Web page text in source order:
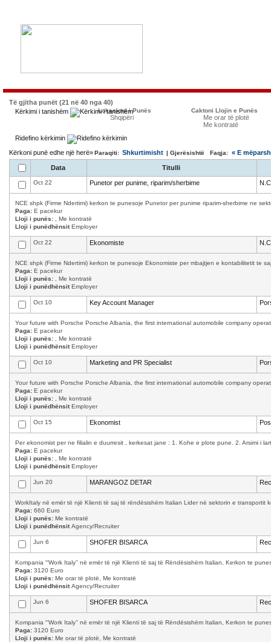
Të gjitha punët (21 në 40 nga 40)
Kërkimi i tanishëm
Lokacioni i Punës
Shqipëri
Caktoni Llojin e Punës
Me orar të plotë
Me kontratë
Ridefino kërkimin
Kërkoni punë edhe një herë»Paraqiti: Shkurtimisht | Gjerësishtë Faqja: « E
Data Titulli
Oct 22 Punetor per punime, riparim/sherbime
NCE shpk (Firme Ndertimi) kerkon te punesoje Punetor per punime riparim-sherbime ne
Paga: E pacekur
Lloji i punës: , Me kontratë
Lloji i punëdhënsitEmployer
Oct 22 Ekonomiste
NCE shpk (Firme Ndertimi) kerkon te punesoje Ekonomiste per mbajtjen e kontabilitetit te
Paga: E pacekur
Lloji i punës: , Me kontratë
Lloji i punëdhënsitEmployer
Oct 10 Key Account Manager
Your future with Porsche Porsche Albania, the first international automobile company
Paga: E pacekur
Lloji i punës: , Me kontratë
Lloji i punëdhënsitEmployer
Oct 10 Marketing and PR Specialist
Your future with Porsche Porsche Albania, the first international automobile company
Paga: E pacekur
Lloji i punës: , Me kontratë
Lloji i punëdhënsitEmployer
Oct 15 Ekonomist
Per ekonomist per ne filialin e duurresit , kerkesat jane : 1. Kohe e plote pune. 2. Arsimi i
Paga: E pacekur
Lloji i punës: , Me kontratë
Lloji i punëdhënsitEmployer
Jun 20 MARANGOZ DETAR
WorkItaly në emër të një Klienti të saj të rëndësishëm Italian Lider në sektorin e transportit
Paga: 660 Euro
Lloji i punës: Me kontratë
Lloji i punëdhënsitAgency/Recruiter
Jun 6 SHOFER BISARCA
Kompania “‘Work Italy’’ në emër të një Klienti të saj të Rëndësishëm Italian, Kerkon te
Paga: 3120 Euro
Lloji i punës: Me orar të plotë, Me kontratë
Lloji i punëdhënsitAgency/Recruiter
Jun 6 SHOFER BISARCA
Kompania “‘Work Italy’’ në emër të një Klienti të saj të Rëndësishëm Italian, Kerkon te
Paga: 3120 Euro
Lloji i punës: Me orar të plotë, Me kontratë